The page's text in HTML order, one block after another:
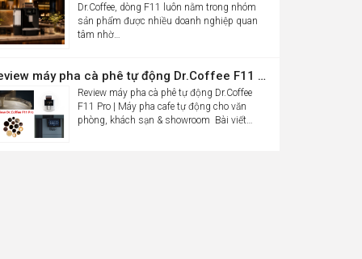
Dr.Coffee, dòng F11 luôn nằm trong nhóm
sản phẩm được nhiều doanh nghiệp quan
tâm nhờ…
Review máy pha cà phê tự động Dr.Coffee F11 Pro| Máy pha cafe tự động cho văn phòng, khách sạn & showroom
Review máy pha cà phê tự động Dr.Coffee
F11 Pro | Máy pha cafe tự động cho văn
phòng, khách sạn & showroom Bài viết…